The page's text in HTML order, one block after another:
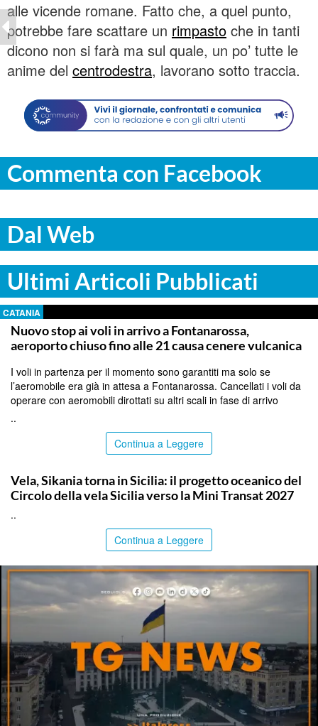
alle vicende romane. Fatto che, a quel punto,
potrebbe fare scattare un rimpasto che in tanti
dicono non si farà ma sul quale, un po’ tutte le
anime del centrodestra, lavorano sotto traccia.
Commenta con Facebook
Dal Web
Ultimi Articoli Pubblicati
CATANIA
Nuovo stop ai voli in arrivo a Fontanarossa,
aeroporto chiuso fino alle 21 causa cenere vulcanica
I voli in partenza per il momento sono garantiti ma solo se
l’aeromobile era già in attesa a Fontanarossa. Cancellati i voli da
operare con aeromobili dirottati su altri scali in fase di arrivo
..
Continua a Leggere
Vela, Sikania torna in Sicilia: il progetto oceanico del
Circolo della vela Sicilia verso la Mini Transat 2027
..
Continua a Leggere